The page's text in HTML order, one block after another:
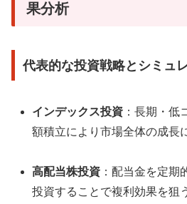
果分析
代表的な投資戦略とシミュ
インデックス投資 ：長期・低
額積立により市場全体の成長
高配当株投資 ：配当金を定期
投資することで複利効果を狙